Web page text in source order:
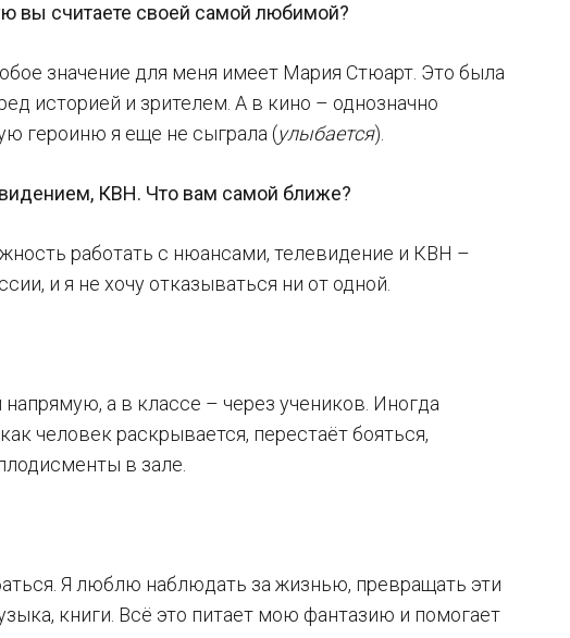
вы считаете своей самой любимой?
значение для меня имеет Мария Стюарт. Это была
историей и зрителем. А в кино – однозначно
героиню я еще не сыграла (улыбается).
КВН. Что вам самой ближе?
работать с нюансами, телевидение и КВН –
и я не хочу отказываться ни от одной.
а в классе – через учеников. Иногда
человек раскрывается, перестаёт бояться,
в зале.
Я люблю наблюдать за жизнью, превращать эти
книги. Всё это питает мою фантазию и помогает